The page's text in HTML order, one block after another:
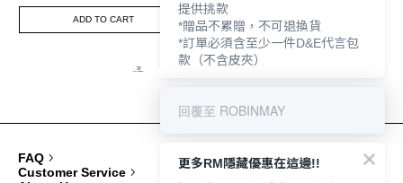
ADD TO CART
FAQ
Customer Service
提供挑款
*贈品不累贈，不可退換貨
*訂單必須含至少一件D&E代言包
款（不含皮夾）
回覆至 ROBINMAY
更多RM隱藏優惠在這邊!!